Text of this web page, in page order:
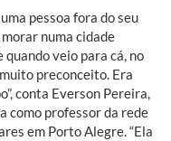
pessoa fora do seu
numa cidade
quando veio para cá, no
preconceito. Era
conta Everson Pereira,
como professor da rede
em Porto Alegre. “Ela